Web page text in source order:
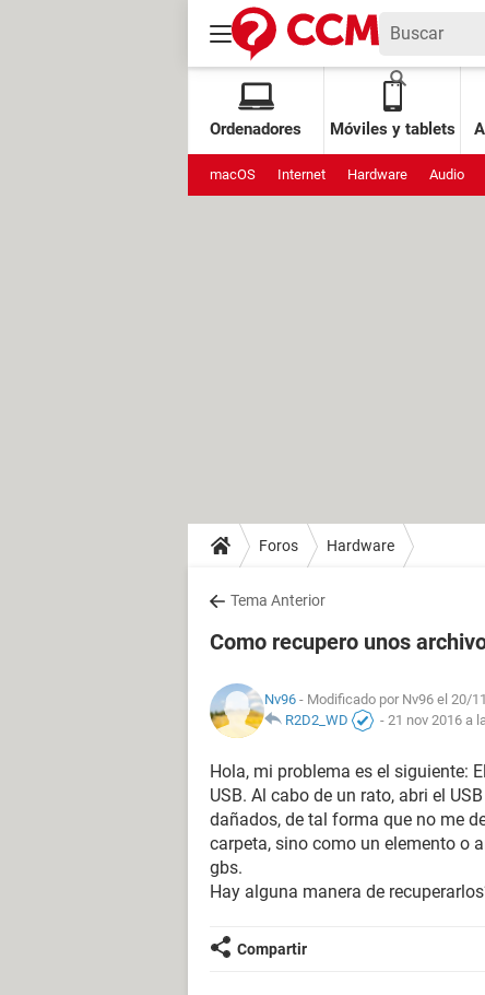
Ordenadores Móviles y tablets
macOS Internet Hardware Audio
Foros Hardware
Tema Anterior
Como recupero unos
Nv96 - Modificado por Nv96 el 20/
R2D2_WD
- 21 nov 2016 a
Hola, mi problema es el siguiente:
USB. Al cabo de un rato, abri el
dañados, de tal forma que no me
carpeta, sino como un elemento o
gbs.
Hay alguna manera de
Compartir